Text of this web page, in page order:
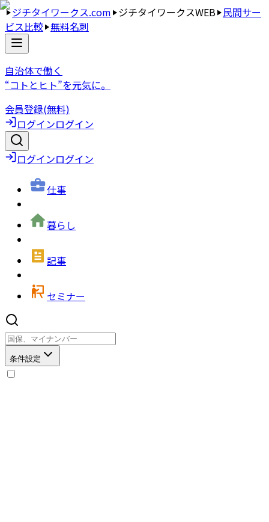
ジチタイワークス.com ジチタイワークスWEB 民間サー
ビス比較 無料名刺
自治体で働く
“コトとヒト”を元気に。
会員登録(無料)
ログインログイン
ログインログイン
仕事
暮らし
記事
セミナー
条件設定